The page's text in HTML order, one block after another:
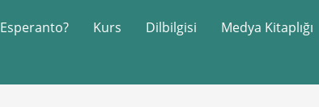
Esperanto? Kurs Dilbilgisi Medya Kitaplığı